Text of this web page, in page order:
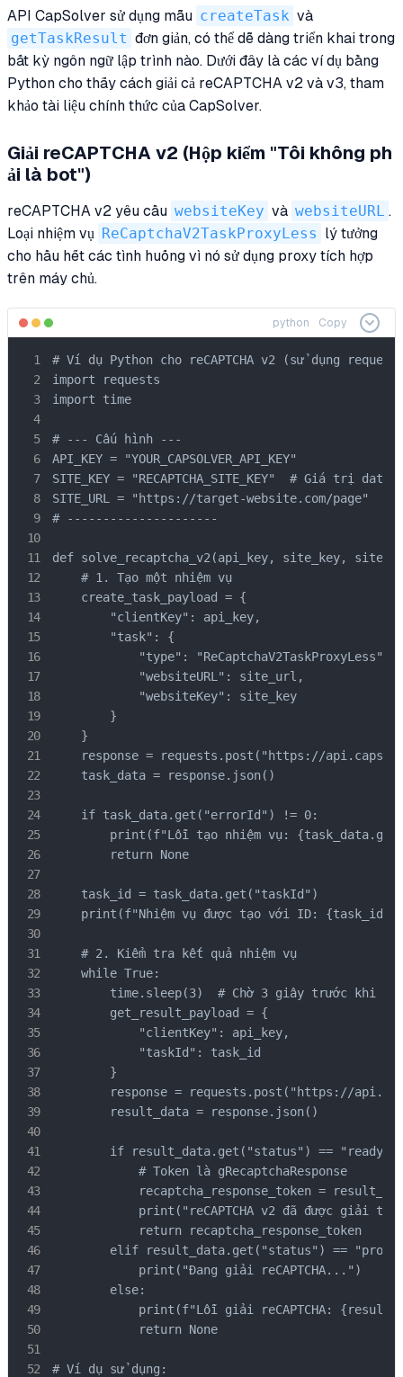
API CapSolver sử dụng mẫu createTask và
getTaskResult đơn giản, có thể dễ dàng triển khai trong
bất kỳ ngôn ngữ lập trình nào. Dưới đây là các ví dụ bằng
Python cho thấy cách giải cả reCAPTCHA v2 và v3, tham
khảo tài liệu chính thức của CapSolver.
Giải reCAPTCHA v2 (Hộp kiểm "Tôi không ph
ải là bot")
reCAPTCHA v2 yêu cầu websiteKey và websiteURL .
Loại nhiệm vụ ReCaptchaV2TaskProxyLess lý tưởng
cho hầu hết các tình huống vì nó sử dụng proxy tích hợp
trên máy chủ.
python Copy
# Ví dụ Python cho reCAPTCHA v2 (sử dụng
import requests
import time
# --- Cấu hình ---
API_KEY = "YOUR_CAPSOLVER_API_KEY"
SITE_KEY = "RECAPTCHA_SITE_KEY"  # Giá trị
SITE_URL = "https://target-website.com/page"
# ---------------------
def solve_recaptcha_v2(api_key, site_key,
    # 1. Tạo một nhiệm vụ
    create_task_payload = {
        "clientKey": api_key,
        "task": {
            "type": "ReCaptchaV2TaskProxyLess",
            "websiteURL": site_url,
            "websiteKey": site_key
        }
    }
response = requests.post("https://
    task_data = response.json()
    if task_data.get("errorId") != 0:
print(f"Lỗi tạo nhiệm vụ:
        return None
    task_id = task_data.get("taskId")
print(f"Nhiệm vụ được tạo với ID:
    # 2. Kiểm tra kết quả nhiệm vụ
    while True:
time.sleep(3)  # Chờ 3 giây trước khi
        get_result_payload = {
            "clientKey": api_key,
            "taskId": task_id
        }
response = requests.post("https://
        result_data = response.json()
        if result_data.get("status") == "ready":
            # Token là gRecaptchaResponse
recaptcha_response_token =
print("reCAPTCHA v2 đã được giải
            return recaptcha_response_token
elif result_data.get("status") ==
            print("Đang giải reCAPTCHA...")
        else:
print(f"Lỗi giải reCAPTCHA:
            return None
# Ví dụ sử dụng: